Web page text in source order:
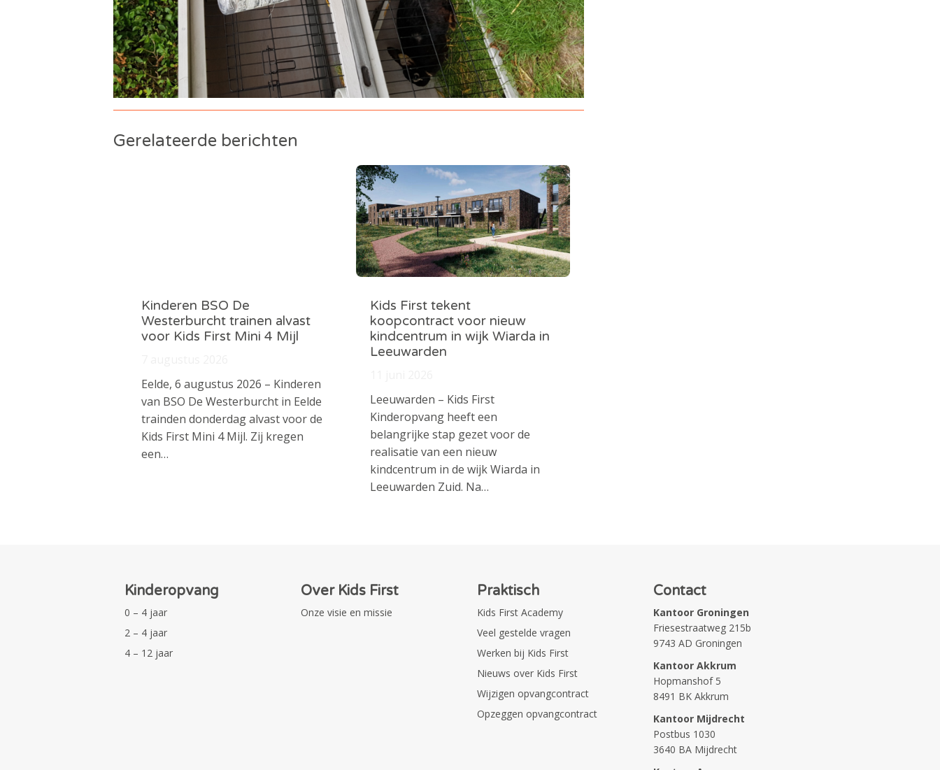
Gerelateerde berichten
Kinderen BSO De
Westerburcht trainen alvast
voor Kids First Mini 4 Mijl
Eelde, 6 augustus 2026 – Kinderen
van BSO De Westerburcht in Eelde
trainden donderdag alvast voor de
Kids First Mini 4 Mijl. Zij kregen
een…
Kids First tekent
koopcontract voor nieuw
kindcentrum in wijk Wiarda in
Leeuwarden
Leeuwarden – Kids First
Kinderopvang heeft een
belangrijke stap gezet voor de
realisatie van een nieuw
kindcentrum in de wijk Wiarda in
Leeuwarden Zuid. Na…
Kinderopvang
0 – 4 jaar
2 – 4 jaar
4 – 12 jaar
Over Kids First
Onze visie en missie
Praktisch
Kids First Academy
Veel gestelde vragen
Werken bij Kids First
Nieuws over Kids First
Wijzigen opvangcontract
Opzeggen opvangcontract
Contact
Kantoor Groningen
Friesestraatweg 215b
9743 AD Groningen
Kantoor Akkrum
Hopmanshof 5
8491 BK Akkrum
Kantoor Mijdrecht
Postbus 1030
3640 BA Mijdrecht